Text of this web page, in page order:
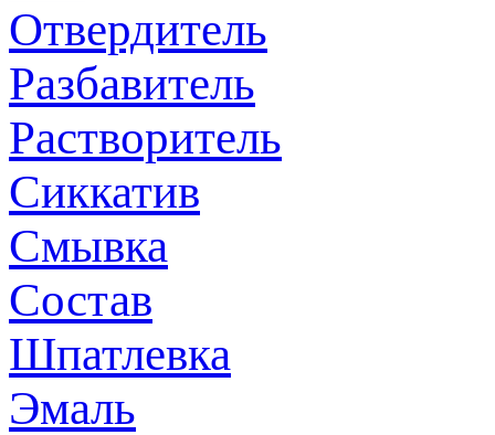
Отвердитель
Разбавитель
Растворитель
Сиккатив
Смывка
Состав
Шпатлевка
Эмаль